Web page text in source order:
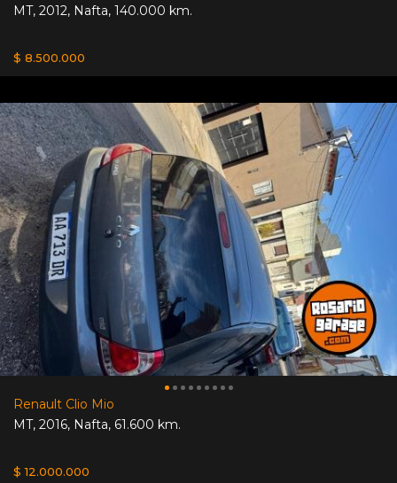
MT, 2012, Nafta, 140.000 km.
$ 8.500.000
Renault Clio Mio
MT, 2016, Nafta, 61.600 km.
$ 12.000.000